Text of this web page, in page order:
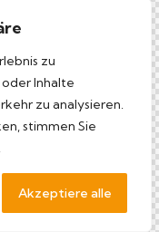
zu
Inhalte
zu analysieren.
stimmen Sie
Akzeptiere alle